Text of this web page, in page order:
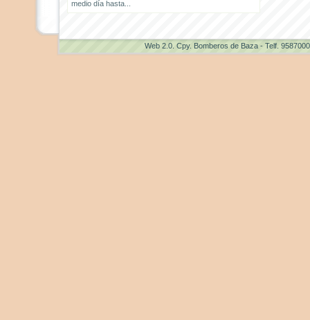
medio día hasta...
Web 2.0 . Cpy. Bomberos de Baza - Telf.